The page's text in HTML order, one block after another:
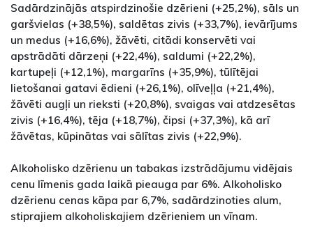
Sadārdzinājās atspirdzinošie dzērieni (+25,2%), sāls un
garšvielas (+38,5%), saldētas zivis (+33,7%), ievārījums
un medus (+16,6%), žāvēti, citādi konservēti vai
apstrādāti dārzeņi (+22,4%), saldumi (+22,2%),
kartupeļi (+12,1%), margarīns (+35,9%), tūlītējai
lietošanai gatavi ēdieni (+26,1%), olīveļļa (+21,4%),
žāvēti augļi un rieksti (+20,8%), svaigas vai atdzesētas
zivis (+16,4%), tēja (+18,7%), čipsi (+37,3%), kā arī
žāvētas, kūpinātas vai sālītas zivis (+22,9%).
Alkoholisko dzērienu un tabakas izstrādājumu vidējais
cenu līmenis gada laikā pieauga par 6%. Alkoholisko
dzērienu cenas kāpa par 6,7%, sadārdzinoties alum,
stiprajiem alkoholiskajiem dzērieniem un vīnam.